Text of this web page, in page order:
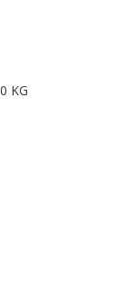
KG